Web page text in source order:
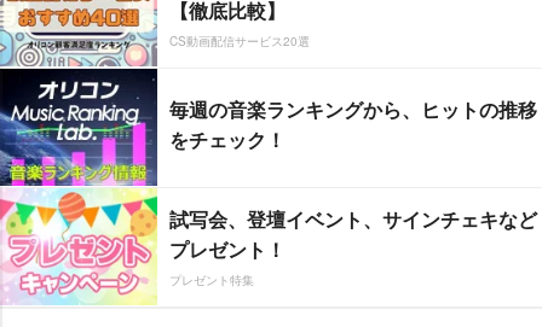
【徹底比較】
CS動画配信サービス20選
毎週の音楽ランキングから、ヒットの推移
をチェック！
試写会、登壇イベント、サインチェキなど
プレゼント！
プレゼント特集